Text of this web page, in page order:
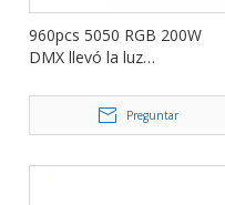
960pcs 5050 RGB 200W
DMX llevó la luz
para el evento del club
nocturno FD-ST200A
Preguntar